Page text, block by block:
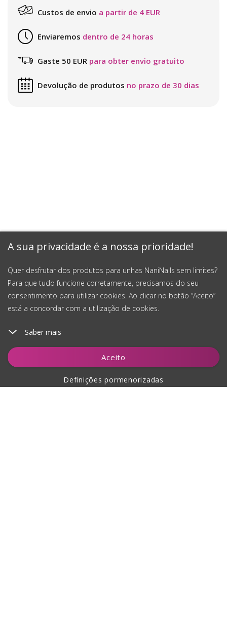
A sua privacidade é a nossa prioridade!
Quer desfrutar dos produtos para unhas NaniNails sem limites?
Para que tudo funcione corretamente, precisamos do seu
consentimento para utilizar cookies. Ao clicar no botão “Aceito”
está a concordar com a utilização de cookies.
Saber mais
Aceito
Definições pormenorizadas
Adicionar ao carrinho
Custos de envio a partir de 4 EUR
Enviaremos dentro de 24 horas
Gaste 50 EUR para obter envio gratuito
Devolução de produtos no prazo de 30 dias